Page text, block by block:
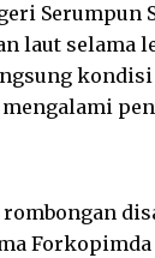
Serumpun
laut selama
kondisi
Forkopimda